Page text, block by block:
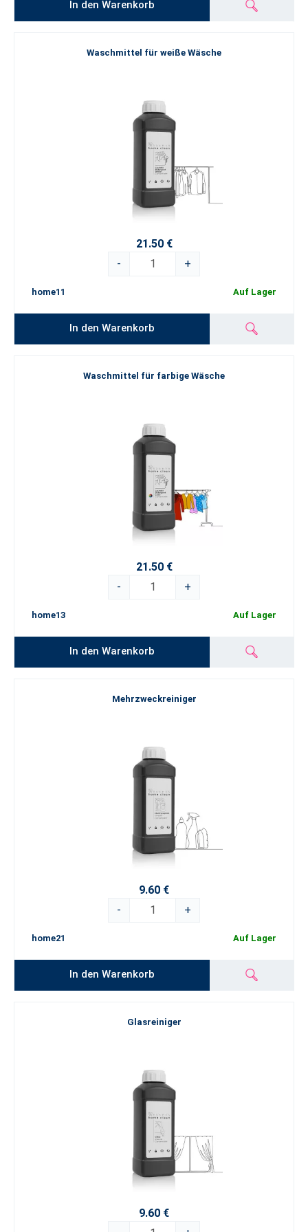
perfekte Mischung aus höchster Qualität, Sorgfalt und
Verantwortung in jedem Tropfen!
In den Warenkorb
Waschmittel für weiße Wäsche
21.50 €
-
+
home11 Auf Lager
In den Warenkorb
Waschmittel für farbige Wäsche
21.50 €
-
+
home13 Auf Lager
In den Warenkorb
Mehrzweckreiniger
9.60 €
-
+
home21 Auf Lager
In den Warenkorb
Glasreiniger
9.60 €